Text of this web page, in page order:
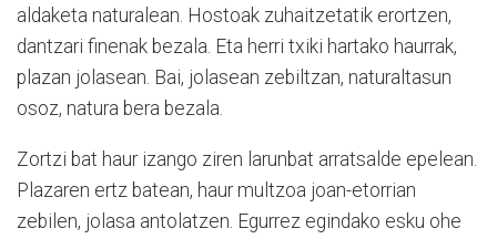
aldaketa naturalean. Hostoak zuhaitzetatik erortzen,
dantzari finenak bezala. Eta herri txiki hartako haurrak,
plazan jolasean. Bai, jolasean zebiltzan, naturaltasun
osoz, natura bera bezala.
Zortzi bat haur izango ziren larunbat arratsalde epelean.
Plazaren ertz batean, haur multzoa joan-etorrian
zebilen, jolasa antolatzen. Egurrez egindako esku ohe